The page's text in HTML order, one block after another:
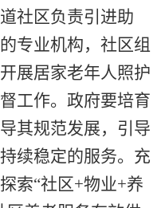
社区负责引进助
专业机构，社区组
展居家老年人照护
工作。政府要培育
其规范发展，引导
续稳定的服务。充
索“社区+物业+养